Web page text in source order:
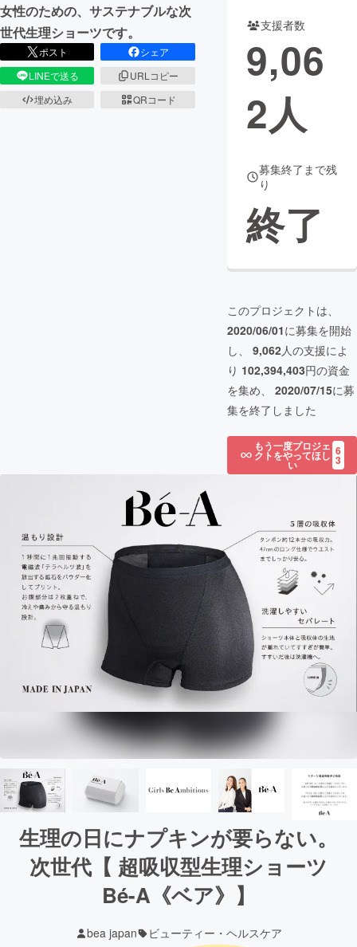
女性のための、サステナブルな次
世代生理ショーツです。
ポスト
シェア
LINEで送る
URLコピー
埋め込み
QRコード
支援者数
9,06
2人
募集終了まで残
り
終了
このプロジェクトは、
2020/06/01に募集を開始
し、 9,062人の支援によ
り 102,394,403円の資金
を集め、 2020/07/15に募
集を終了しました
もう一度プロジェ
クトをやってほし
い
6
3
生理の日にナプキンが要らない。
次世代【 超吸収型生理ショーツ
Bé-A《ベア》】
bea japan ビューティー・ヘルスケア